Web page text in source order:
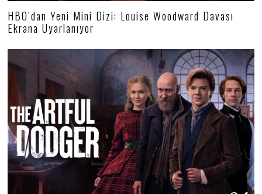
HBO’dan Yeni Mini Dizi: Louise Woodward Davası
Ekrana Uyarlanıyor